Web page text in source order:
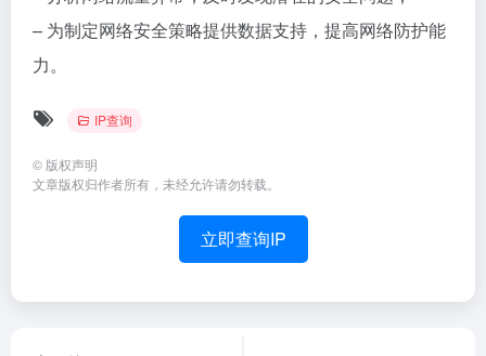
– 为制定网络安全策略提供数据支持，提高网络防护能
力。
IP查询
© 版权声明
文章版权归作者所有，未经允许请勿转载。
立即查询IP